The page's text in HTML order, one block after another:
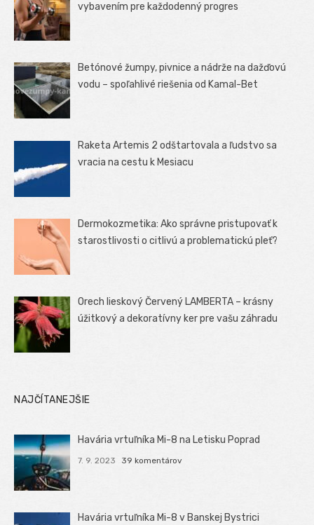
vybavením pre každodenný progres
Betónové žumpy, pivnice a nádrže na dažďovú
vodu – spoľahlivé riešenia od Kamal-Bet
Raketa Artemis 2 odštartovala a ľudstvo sa
vracia na cestu k Mesiacu
Dermokozmetika: Ako správne pristupovať k
starostlivosti o citlivú a problematickú pleť?
Orech lieskový Červený LAMBERTA – krásny
úžitkový a dekoratívny ker pre vašu záhradu
NAJČÍTANEJŠIE
Havária vrtuľníka Mi-8 na Letisku Poprad
7. 9. 2023 39 komentárov
Havária vrtuľníka Mi-8 v Banskej Bystrici